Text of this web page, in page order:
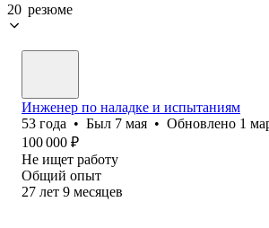
20 резюме
Инженер по наладке и испытаниям
53 года • Был 7 мая • Обновлено 1
100 000 ₽
Не ищет работу
Общий опыт
27 лет 9 месяцев